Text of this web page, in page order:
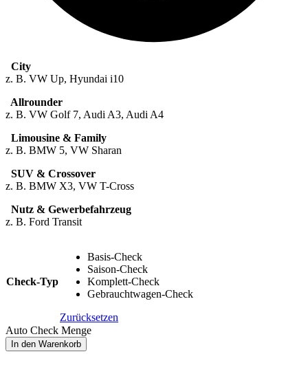
City
z. B. VW Up, Hyundai i10
Allrounder
z. B. VW Golf 7, Audi A3, Audi A4
Limousine & Family
z. B. BMW 5, VW Sharan
SUV & Crossover
z. B. BMW X3, VW T-Cross
Nutz & Gewerbefahrzeug
z. B. Ford Transit
Check-Typ
Basis-Check
Saison-Check
Komplett-Check
Gebrauchtwagen-Check
Zurücksetzen
Auto Check Menge
In den Warenkorb